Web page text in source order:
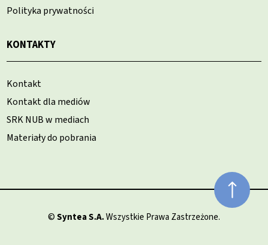
Polityka prywatności
KONTAKTY
Kontakt
Kontakt dla mediów
SRK NUB w mediach
Materiały do pobrania
©Syntea S.A.Wszystkie Prawa Zastrzeżone.